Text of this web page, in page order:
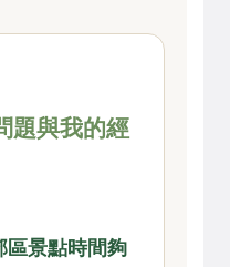
題與我的經
區景點時間夠